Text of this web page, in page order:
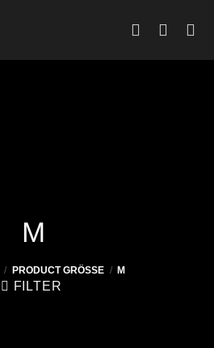
M
/ PRODUCT GRÖSSE / M
FILTER